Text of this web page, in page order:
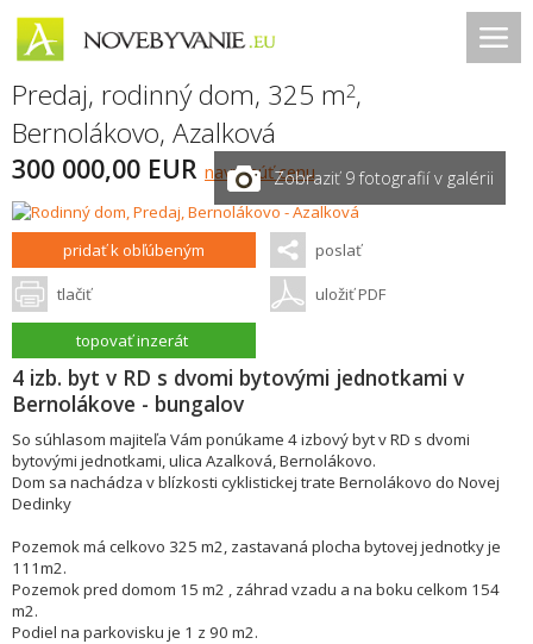
Predaj, rodinný dom, 325 m2,
Bernolákovo, Azalková
300 000,00 EUR navrhnúť cenuZobraziť 9 fotografií v galérii
pridať k obľúbeným poslať
tlačiť uložiť PDF
topovať inzerát
4 izb. byt v RD s dvomi bytovými jednotkami v
Bernolákove - bungalov
So súhlasom majiteľa Vám ponúkame 4 izbový byt v RD s dvomi
bytovými jednotkami, ulica Azalková, Bernolákovo.
Dom sa nachádza v blízkosti cyklistickej trate Bernolákovo do Novej
Dedinky
Pozemok má celkovo 325 m2, zastavaná plocha bytovej jednotky je
111m2.
Pozemok pred domom 15 m2 , záhrad vzadu a na boku celkom 154
m2.
Podiel na parkovisku je 1 z 90 m2.